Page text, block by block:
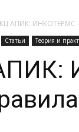
АПИК: ИНКОТЕРМС
Статьи Теория и